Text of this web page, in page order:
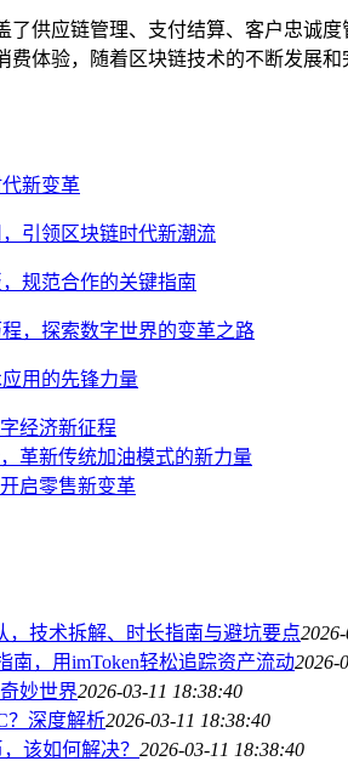
了供应链管理、支付结算、客户忠诚
费体验，随着区块链技术的不断发展
新变革
引领区块链时代新潮流
规范合作的关键指南
，探索数字世界的变革之路
用的先锋力量
经济新征程
革新传统加油模式的新力量
启零售新变革
，技术拆解、时长指南与避坑要点
南，用imToken轻松追踪资产流动2026-
妙世界2026-03-11 18:38:40
？深度解析2026-03-11 18:38:40
该如何解决？ 2026-03-11 18:38:40